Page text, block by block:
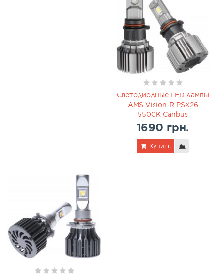
Светодиодные LED лампы
AMS Vision-R PSX26
5500K Canbus
1690 грн.
Купить